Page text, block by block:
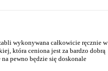
wykonywana całkowicie ręcznie w
która ceniona jest za bardzo dobrą
pewno będzie się doskonale